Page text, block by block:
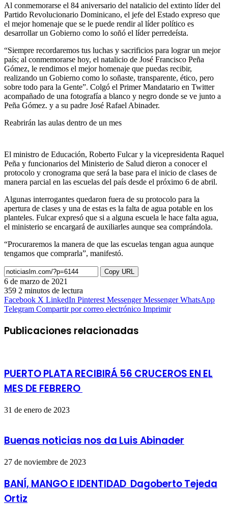
Al conmemorarse el 84 aniversario del natalicio del extinto líder del
Partido Revolucionario Dominicano, el jefe del Estado expreso que
el mejor homenaje que se le puede rendir al líder político es
desarrollar un Gobierno como lo soñó el líder perredeísta.
“Siempre recordaremos tus luchas y sacrificios para lograr un mejor
país; al conmemorarse hoy, el natalicio de José Francisco Peña
Gómez, le rendimos el mejor homenaje que puedas recibir,
realizando un Gobierno como lo soñaste, transparente, ético, pero
sobre todo para la Gente”. Colgó el Primer Mandatario en Twitter
acompañado de una fotografía a blanco y negro donde se ve junto a
Peña Gómez. y a su padre José Rafael Abinader.
Reabrirán las aulas dentro de un mes
El ministro de Educación, Roberto Fulcar y la vicepresidenta Raquel
Peña y funcionarios del Ministerio de Salud dieron a conocer el
protocolo y cronograma que será la base para el inicio de clases de
manera parcial en las escuelas del país desde el próximo 6 de abril.
Algunas interrogantes quedaron fuera de su protocolo para la
apertura de clases y una de estas es la falta de agua potable en los
planteles. Fulcar expresó que si a alguna escuela le hace falta agua,
el ministerio se encargará de auxiliarles aunque sea comprándola.
“Procuraremos la manera de que las escuelas tengan agua aunque
tengamos que comprarla”, manifestó.
Copy URL
6 de marzo de 2021
359 2 minutos de lectura
Facebook X LinkedIn Pinterest Messenger Messenger WhatsApp
Telegram Compartir por correo electrónico Imprimir
Publicaciones relacionadas
PUERTO PLATA RECIBIRÁ 56 CRUCEROS EN EL
MES DE FEBRERO
31 de enero de 2023
Buenas noticias nos da Luis Abinader
27 de noviembre de 2023
BANÍ, MANGO E IDENTIDAD Dagoberto Tejeda
Ortiz